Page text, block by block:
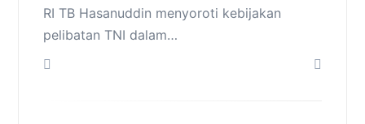
RI TB Hasanuddin menyoroti kebijakan
pelibatan TNI dalam…